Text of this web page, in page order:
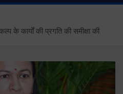
के कार्यों की प्रगति की समीक्षा की